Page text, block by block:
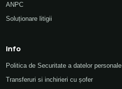
ANPC
Soluționare litigii
Info
Politica de Securitate a datelor personale
Transferuri si inchirieri cu șofer